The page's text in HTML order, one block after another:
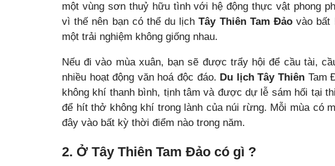
một vùng sơn thuỷ hữu tình với hệ động thực vật phong
vì thế nên bạn có thể du lịchTây Thiên Tam Đảo vào bất
một trải nghiệm không giống nhau.
Nếu đi vào mùa xuân, bạn sẽ được trẩy hội để cầu tài,
nhiều hoạt động văn hoá độc đáo. Du lịch Tây Thiên Tam
không khí thanh bình, tịnh tâm và được dự lễ sám hối tại
để hít thở không khí trong lành của núi rừng. Mỗi mùa có
đây vào bất kỳ thời điểm nào trong năm.
2. Ở Tây Thiên Tam Đảo có gì ?